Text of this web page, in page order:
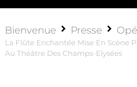
Bienvenue Presse
La Flûte Enchantée Mise En Scène
Au Théâtre Des Champs-Elysées